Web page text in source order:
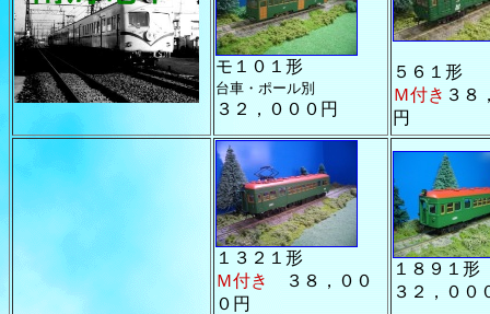
モ１０１形
台車・ポール別
３２，０００円
５６１形
Ｍ付き ３８
円
１３２１形
Ｍ付き
３８，００
０円
１８９１形
３２，００